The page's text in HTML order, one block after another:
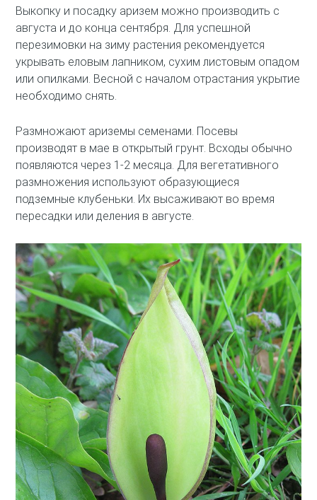
Выкопку и посадку аризем можно производить с
августа и до конца сентября. Для успешной
перезимовки на зиму растения рекомендуется
укрывать еловым лапником, сухим листовым опадом
или опилками. Весной с началом отрастания укрытие
необходимо снять.
Размножают ариземы семенами. Посевы
производят в мае в открытый грунт. Всходы обычно
появляются через 1-2 месяца. Для вегетативного
размножения используют образующиеся
подземные клубеньки. Их высаживают во время
пересадки или деления в августе.